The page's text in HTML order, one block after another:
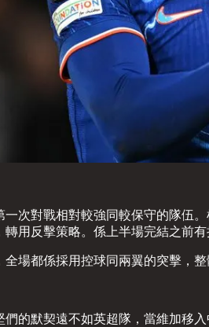
次對戰相對較強同較保守的隊伍
用反擊策略。係上半場完結之前
場都係採用控球同兩翼的突擊，整
們的默契遠不如英超隊，當維加移